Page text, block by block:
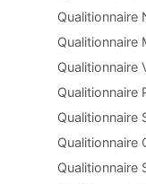
Qualitionnaire
Qualitionnaire
Qualitionnaire
Qualitionnaire
Qualitionnaire
Qualitionnaire
Qualitionnaire